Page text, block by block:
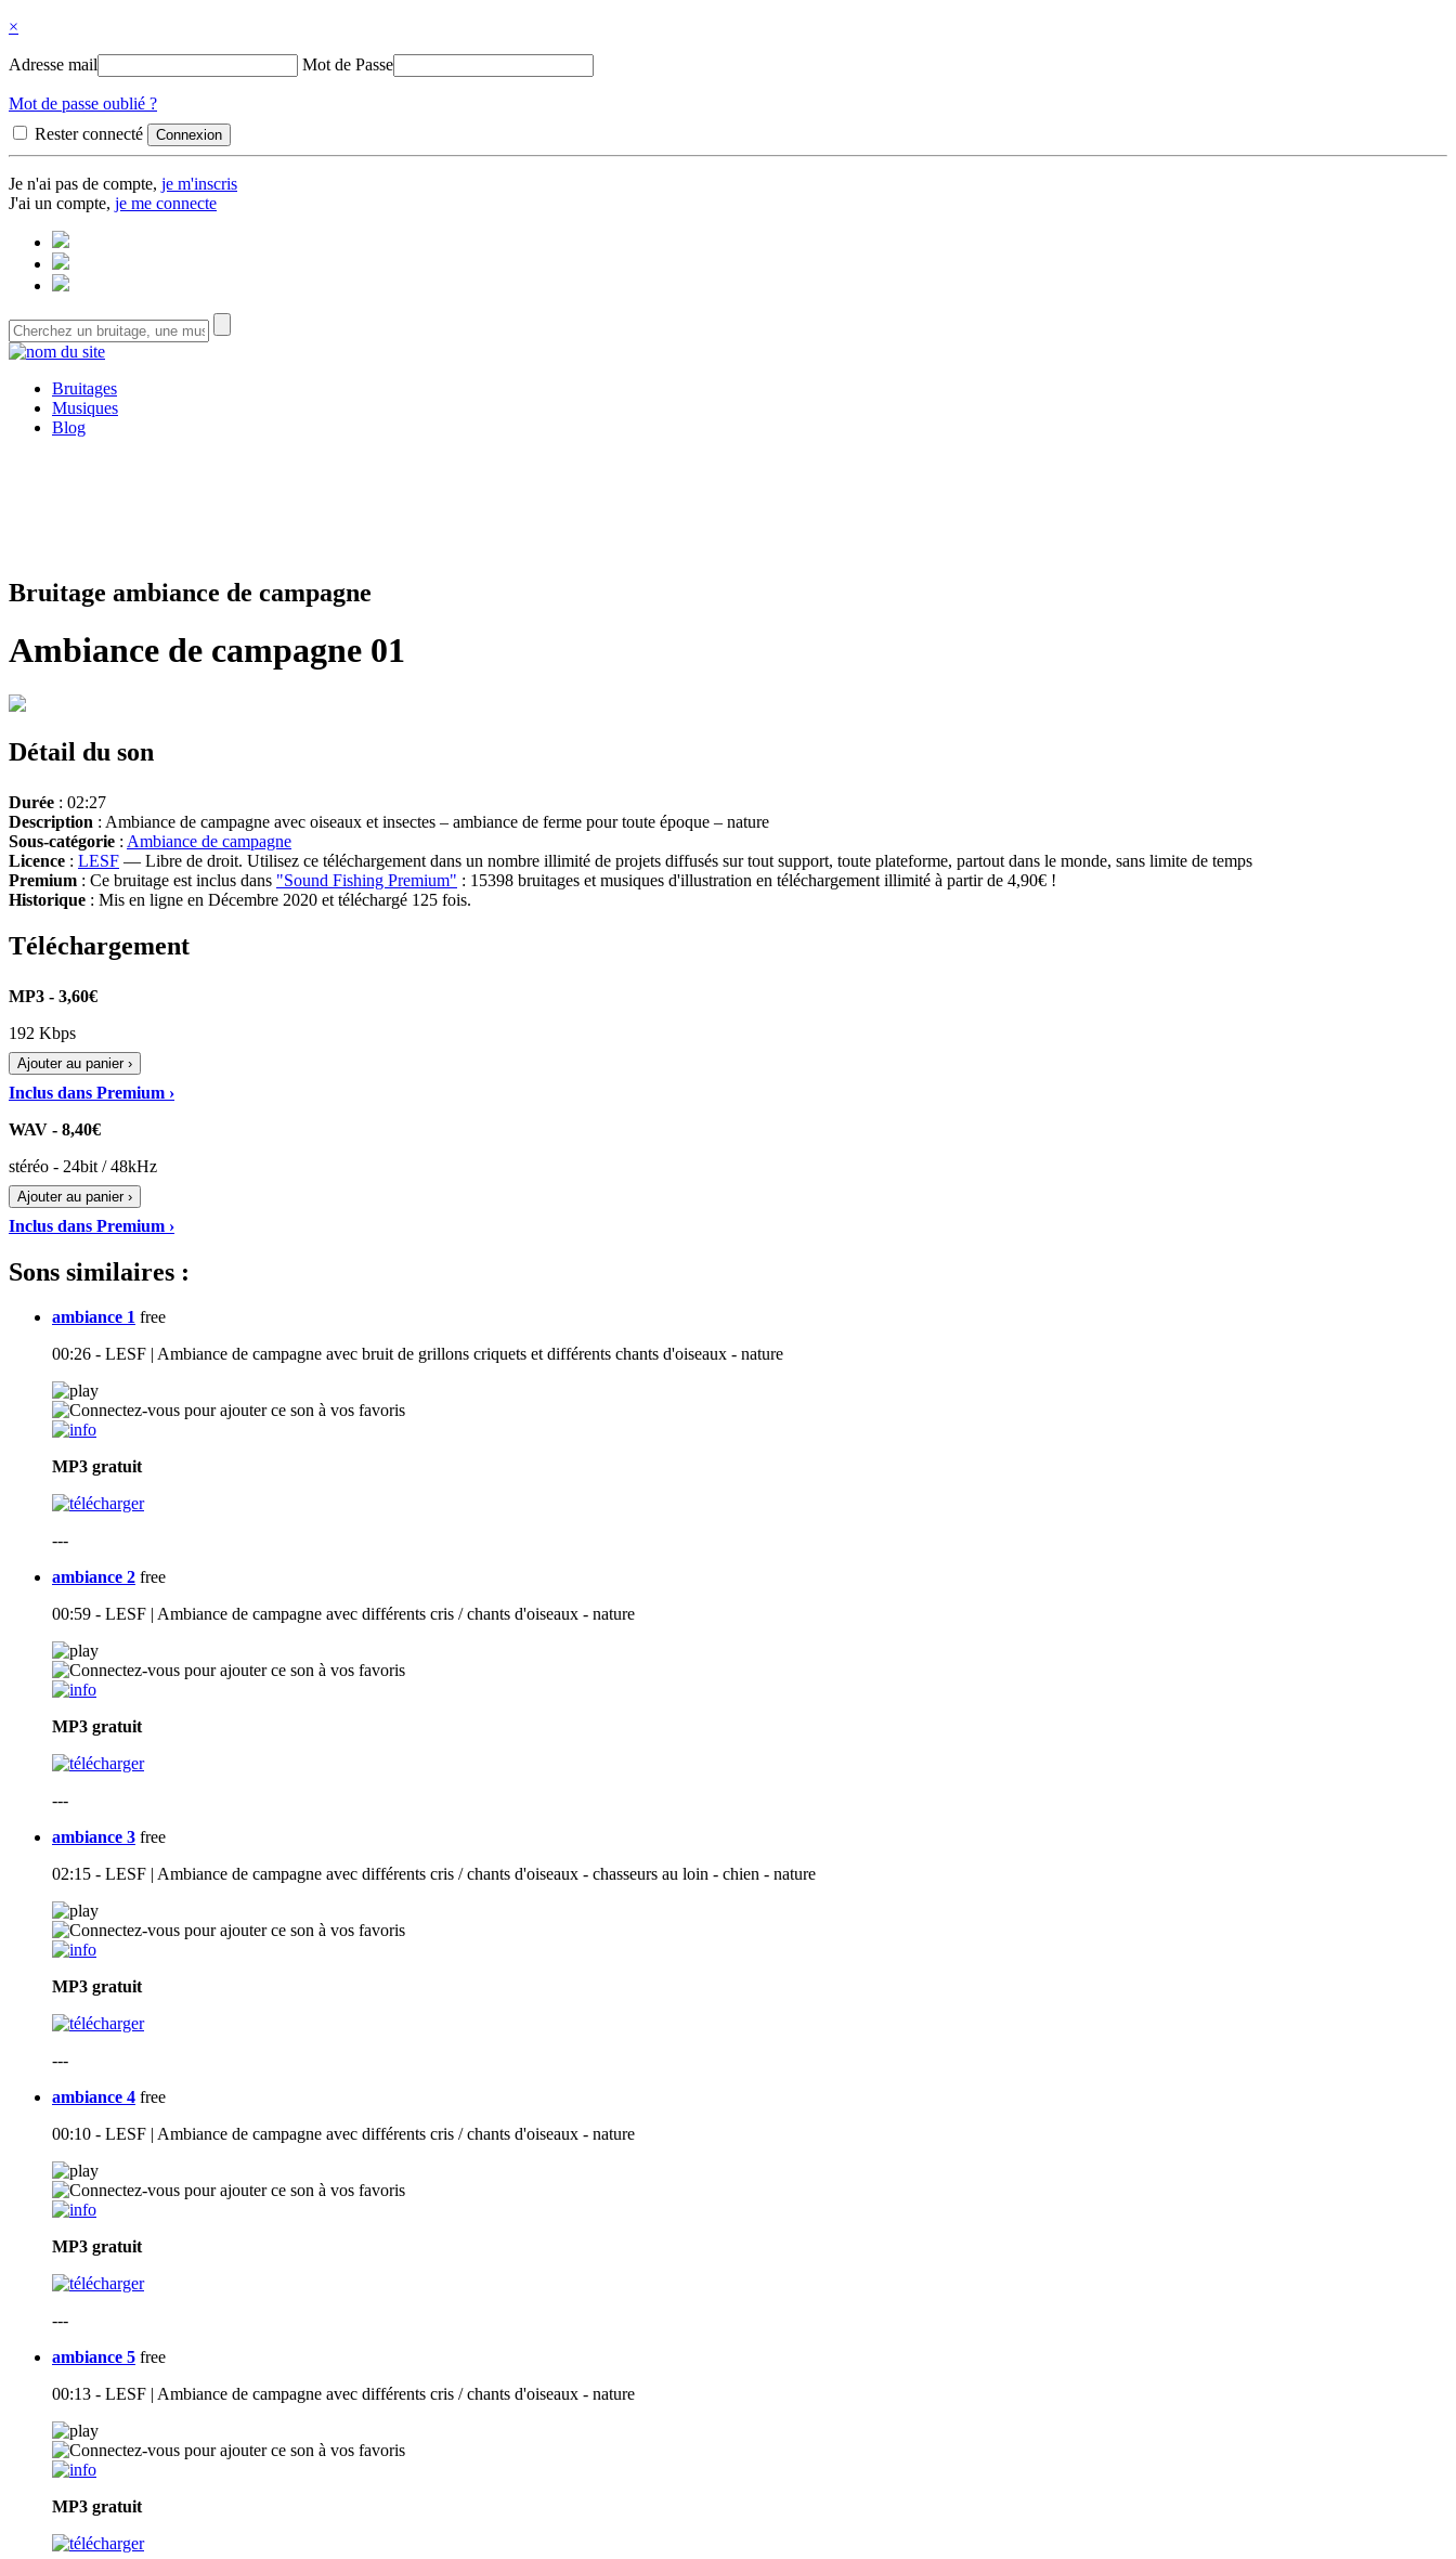
×
Adresse mail Mot de Passe
Mot de passe oublié ?
Rester connecté
Je n'ai pas de compte, je m'inscris
J'ai un compte, je me connecte
Bruitages
Musiques
Blog
Bruitage ambiance de campagne
Ambiance de campagne 01
Détail du son
Durée : 02:27
Description : Ambiance de campagne avec oiseaux et insectes – ambiance de ferme pour toute époque – nature
Sous-catégorie : Ambiance de campagne
Licence : LESF — Libre de droit. Utilisez ce téléchargement dans un nombre illimité de projets diffusés sur tout support, toute plateforme, partout dans le monde, sans limite de temps
Premium : Ce bruitage est inclus dans "Sound Fishing Premium" : 15398 bruitages et musiques d'illustration en téléchargement illimité à partir de 4,90€ !
Historique : Mis en ligne en Décembre 2020 et téléchargé 125 fois.
Téléchargement
MP3 - 3,60€
192 Kbps
Ajouter au panier ›
Inclus dans Premium ›
WAV - 8,40€
stéréo - 24bit / 48kHz
Ajouter au panier ›
Inclus dans Premium ›
Sons similaires :
ambiance 1 free
00:26 - LESF | Ambiance de campagne avec bruit de grillons criquets et différents chants d'oiseaux - nature
MP3 gratuit
---
ambiance 2 free
00:59 - LESF | Ambiance de campagne avec différents cris / chants d'oiseaux - nature
MP3 gratuit
---
ambiance 3 free
02:15 - LESF | Ambiance de campagne avec différents cris / chants d'oiseaux - chasseurs au loin - chien - nature
MP3 gratuit
---
ambiance 4 free
00:10 - LESF | Ambiance de campagne avec différents cris / chants d'oiseaux - nature
MP3 gratuit
---
ambiance 5 free
00:13 - LESF | Ambiance de campagne avec différents cris / chants d'oiseaux - nature
MP3 gratuit